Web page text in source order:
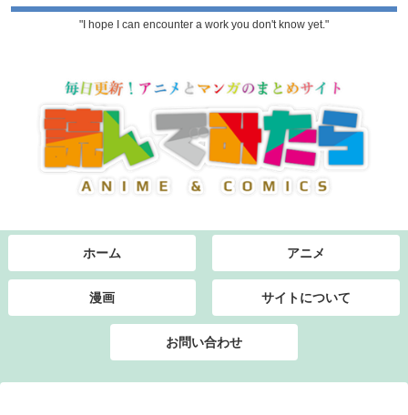
"I hope I can encounter a work you don't know yet."
ホーム アニメ
漫画 サイトについて
お問い合わせ